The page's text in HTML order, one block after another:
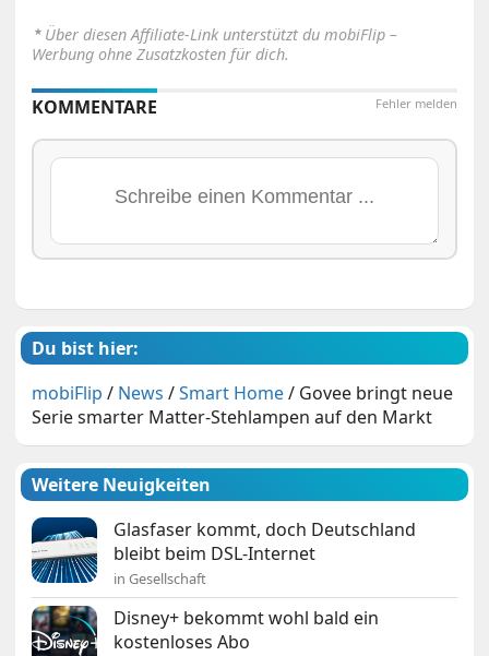
⋆ Über diesen Affiliate-Link unterstützt du mobiFlip –
Werbung ohne Zusatzkosten für dich.
Fehler melden
KOMMENTARE
Du bist hier:
mobiFlip / News /Smart Home/ Govee bringt neue
Serie smarter Matter-Stehlampen auf den Markt
Weitere Neuigkeiten
Glasfaser kommt, doch Deutschland
bleibt beim DSL-Internet
in Gesellschaft
Disney+ bekommt wohl bald ein
kostenloses Abo